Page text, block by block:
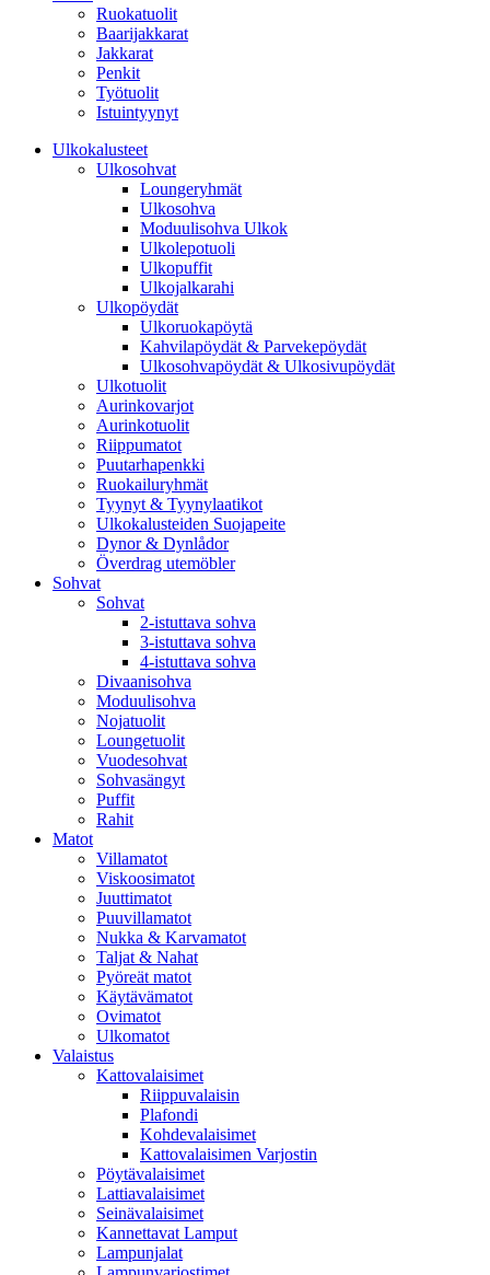
Ruokatuolit
Baarijakkarat
Jakkarat
Penkit
Työtuolit
Istuintyynyt
Ulkokalusteet
Ulkosohvat
Loungeryhmät
Ulkosohva
Moduulisohva Ulkok
Ulkolepotuoli
Ulkopuffit
Ulkojalkarahi
Ulkopöydät
Ulkoruokapöytä
Kahvilapöydät & Parvekepöydät
Ulkosohvapöydät & Ulkosivupöydät
Ulkotuolit
Aurinkovarjot
Aurinkotuolit
Riippumatot
Puutarhapenkki
Ruokailuryhmät
Tyynyt & Tyynylaatikot
Ulkokalusteiden Suojapeite
Dynor & Dynlådor
Överdrag utemöbler
Sohvat
Sohvat
2-istuttava sohva
3-istuttava sohva
4-istuttava sohva
Divaanisohva
Moduulisohva
Nojatuolit
Loungetuolit
Vuodesohvat
Sohvasängyt
Puffit
Rahit
Matot
Villamatot
Viskoosimatot
Juuttimatot
Puuvillamatot
Nukka & Karvamatot
Taljat & Nahat
Pyöreät matot
Käytävämatot
Ovimatot
Ulkomatot
Valaistus
Kattovalaisimet
Riippuvalaisin
Plafondi
Kohdevalaisimet
Kattovalaisimen Varjostin
Pöytävalaisimet
Lattiavalaisimet
Seinävalaisimet
Kannettavat Lamput
Lampunjalat